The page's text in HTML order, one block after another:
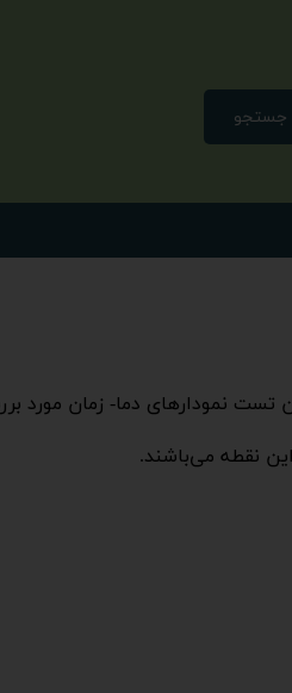
جستجو
نمودارهای دما- زمان مورد
نقطه می‌باشند.